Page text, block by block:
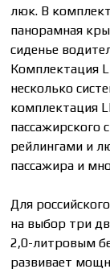
люк. В
панорамная
сиденье
Комплектация
несколько
комплектация
пассажирского
рейлингами и
пассажира и
Для
на выбор три
2,0-литровым
развивает